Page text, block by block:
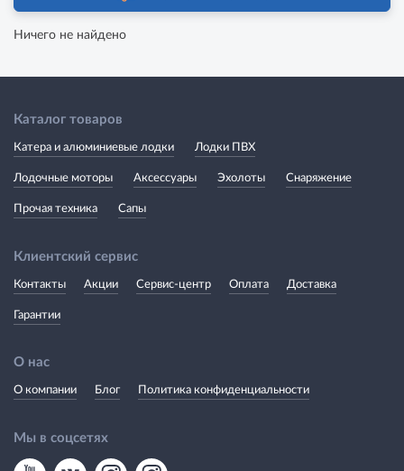
Ничего не найдено
Каталог товаров
Катера и алюминиевые лодки Лодки ПВХ
Лодочные моторы Аксессуары Эхолоты Снаряжение
Прочая техника Сапы
Клиентский сервис
Контакты Акции Сервис-центр Оплата Доставка
Гарантии
О нас
О компании Блог Политика конфиденциальности
Мы в соцсетях